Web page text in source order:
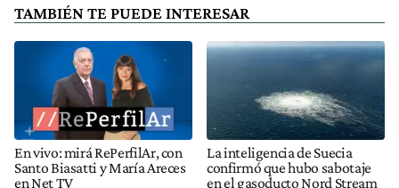
TAMBIÉN TE PUEDE INTERESAR
En vivo: mirá RePerfilAr, con
Santo Biasatti y María Areces
en Net TV
La inteligencia de Suecia
confirmó que hubo sabotaje
en el gasoducto Nord Stream